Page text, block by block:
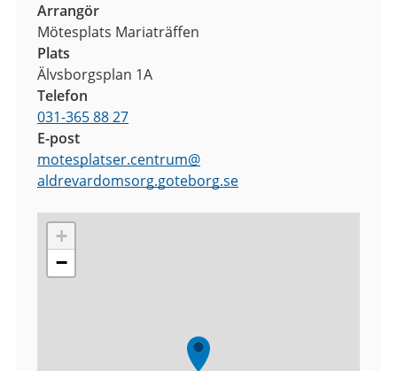
Arrangör
Mötesplats Mariaträffen
Plats
Älvsborgsplan 1A
Telefon
031-365 88 27
E-post
motesplatser.centrum@
aldrevardomsorg.goteborg.se
+
−